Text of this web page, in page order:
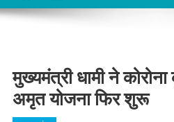
मुख्यमंत्री धामी ने
अमृत योजना फिर शुरू